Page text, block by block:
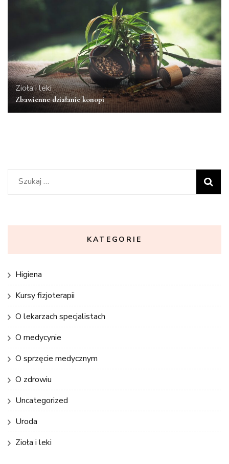
Zioła i leki
Zbawienne działanie konopi
Szukaj:
KATEGORIE
Higiena
Kursy fizjoterapii
O lekarzach specjalistach
O medycynie
O sprzęcie medycznym
O zdrowiu
Uncategorized
Uroda
Zioła i leki